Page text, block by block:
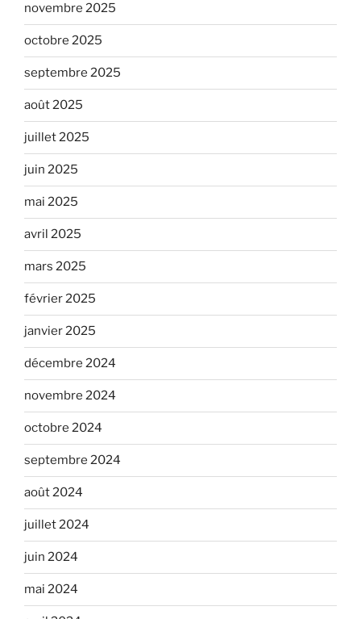
novembre 2025
octobre 2025
septembre 2025
août 2025
juillet 2025
juin 2025
mai 2025
avril 2025
mars 2025
février 2025
janvier 2025
décembre 2024
novembre 2024
octobre 2024
septembre 2024
août 2024
juillet 2024
juin 2024
mai 2024